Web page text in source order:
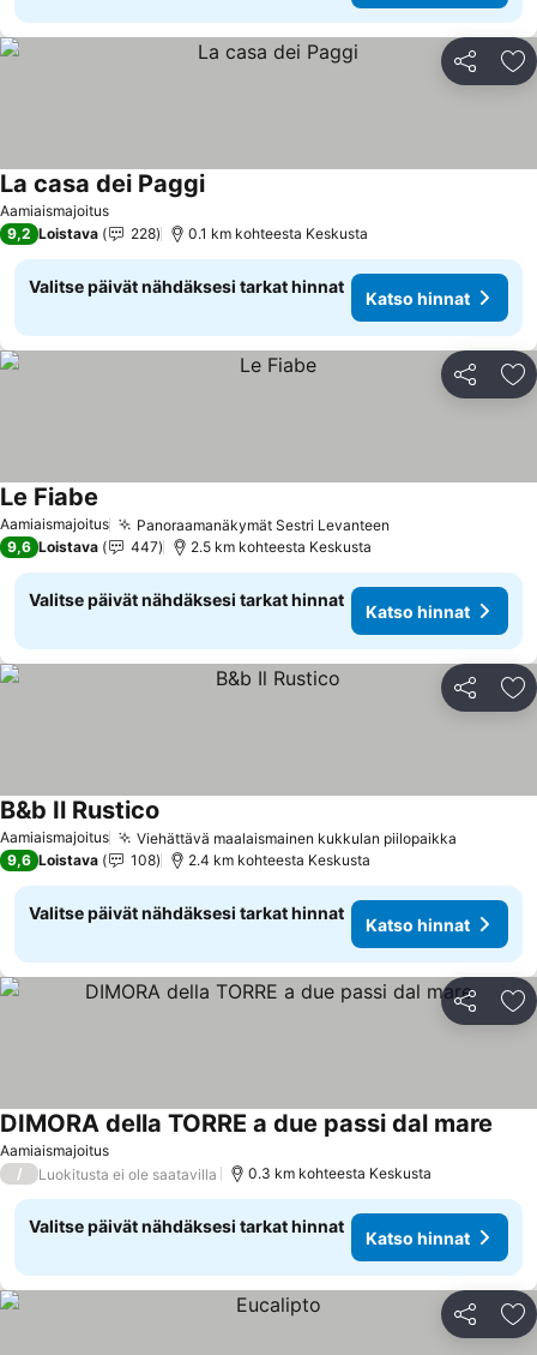
Jaa
Aamiaismajoitus
La casa dei PaggiKatso hinnat
9,2 Loistava 228 0.1 km kohteesta Keskusta
Valitse päivät nähdäksesi tarkat hinnat
Katso hinnat
Jaa
Aamiaismajoitus Panoraamanäkymät Sestri Levanteen
Le Fiabe
9,6 Loistava 447 2.5 km kohteesta Keskusta
Valitse päivät nähdäksesi tarkat hinnat
Katso hinnat
Jaa
Aamiaismajoitus Viehättävä maalaismainen kukkulan piilopaikka
B&b Il Rustico
9,6 Loistava 108 2.4 km kohteesta Keskusta
Valitse päivät nähdäksesi tarkat hinnat
Katso hinnat
Jaa
Aamiaismajoitus
DIMORA della TORRE a due passi dal mare
/ Luokitusta ei ole saatavilla 0.3 km kohteesta Keskusta
Valitse päivät nähdäksesi tarkat hinnat
Katso hinnat
Jaa